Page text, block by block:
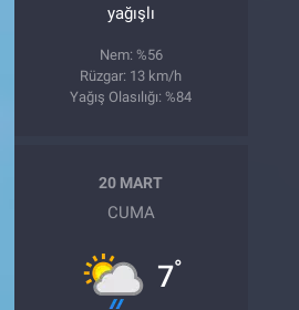
yağışlı
Nem: %56
Rüzgar: 13 km/h
Yağış Olasılığı: %84
20 MART
CUMA
7°